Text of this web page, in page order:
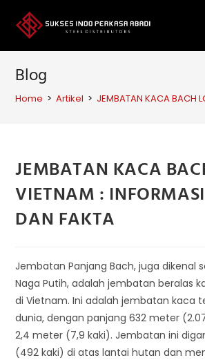
content
Blog
Home > Artikel > JEMBATAN KACA BACH
JEMBATAN KACA
VIETNAM :
DAN FAKTA
Jembatan Panjang Bach, juga dikenal
Naga Putih, adalah jembatan beralas
di Vietnam. Ini adalah jembatan kaca
dunia, dengan panjang 632 meter
2,4 meter (7,9 kaki). Jembatan ini
(492 kaki) di atas lantai hutan dan